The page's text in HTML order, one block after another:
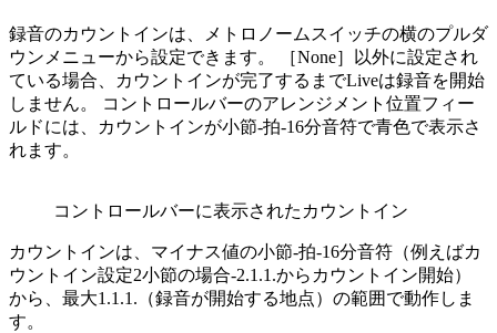
録音のカウントインは、メトロノームスイッチの横のプルダ
ウンメニューから設定できます。 ［None］以外に設定され
ている場合、カウントインが完了するまでLiveは録音を開始
しません。 コントロールバーのアレンジメント位置フィー
ルドには、カウントインが小節-拍-16分音符で青色で表示さ
れます。
コントロールバーに表示されたカウントイン
カウントインは、マイナス値の小節-拍-16分音符（例えばカ
ウントイン設定2小節の場合-2.1.1.からカウントイン開始）
から、最大1.1.1.（録音が開始する地点）の範囲で動作しま
す。